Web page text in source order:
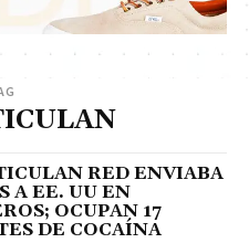
RED ENVIABA
A EE. UU EN
OCUPAN 17
DE COCAÍNA